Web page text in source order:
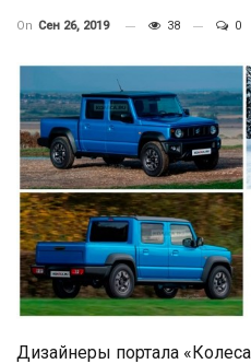
On Сен 26, 2019 38 0
Дизайнеры портала